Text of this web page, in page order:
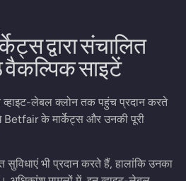
द्वारा संचालित
वैकल्पिक साइटें
लेबल क्लोन तक पहुंच प्रदान करते
Betfair के मार्केट्स और उनकी पूरी
सुविधाएं भी प्रदान करते हैं, हालांकि उनका